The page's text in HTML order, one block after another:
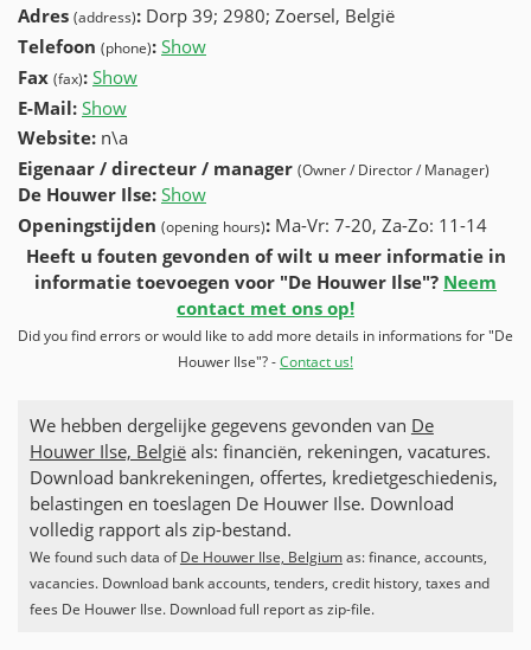
Adres (address): Dorp 39; 2980; Zoersel, België
Telefoon (phone): Show
Fax (fax): Show
E-Mail: Show
Website: n\a
Eigenaar / directeur / manager (Owner / Director / Manager)
De Houwer Ilse: Show
Openingstijden (opening hours): Ma-Vr: 7-20, Za-Zo: 11-14
Heeft u fouten gevonden of wilt u meer informatie in
informatie toevoegen voor "De Houwer Ilse"? Neem
contact met ons op!
Did you find errors or would like to add more details in informations for "De
Houwer Ilse"? -Contact us!
We hebben dergelijke gegevens gevonden van De
Houwer Ilse, Belgiëals: financiën, rekeningen, vacatures.
Download bankrekeningen, offertes, kredietgeschiedenis,
belastingen en toeslagen De Houwer Ilse. Download
volledig rapport als zip-bestand.
We found such data ofDe Houwer Ilse, Belgiumas: finance, accounts,
vacancies. Download bank accounts, tenders, credit history, taxes and
fees De Houwer Ilse. Download full report as zip-file.